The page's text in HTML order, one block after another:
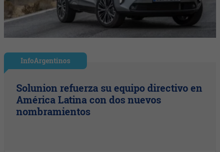
InfoArgentinos
Solunion refuerza su equipo directivo en
América Latina con dos nuevos
nombramientos